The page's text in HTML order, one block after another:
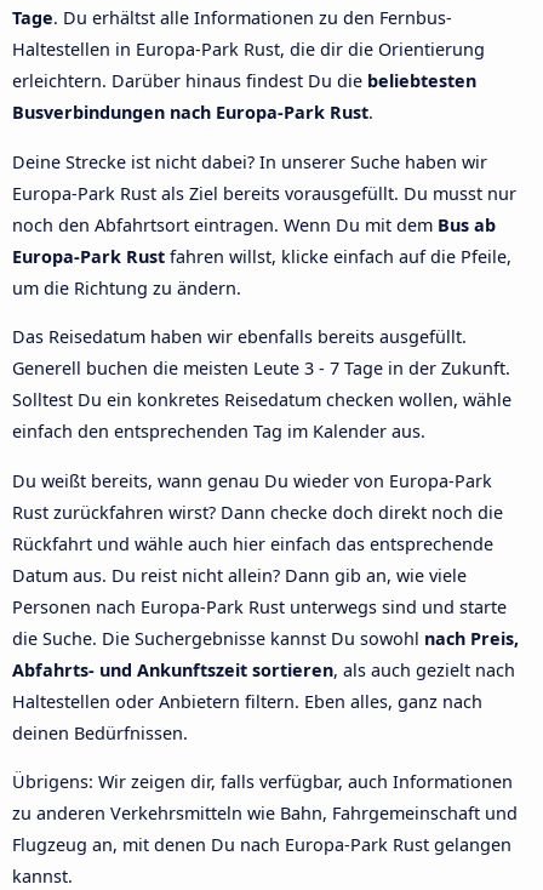
Tage. Du erhältst alle Informationen zu den Fernbus-
Haltestellen in Europa-Park Rust, die dir die Orientierung
erleichtern. Darüber hinaus findest Du die beliebtesten
Busverbindungen nach Europa-Park Rust.
Deine Strecke ist nicht dabei? In unserer Suche haben wir
Europa-Park Rust als Ziel bereits vorausgefüllt. Du musst nur
noch den Abfahrtsort eintragen. Wenn Du mit dem Bus ab
Europa-Park Rust fahren willst, klicke einfach auf die Pfeile,
um die Richtung zu ändern.
Das Reisedatum haben wir ebenfalls bereits ausgefüllt.
Generell buchen die meisten Leute 3 - 7 Tage in der Zukunft.
Solltest Du ein konkretes Reisedatum checken wollen, wähle
einfach den entsprechenden Tag im Kalender aus.
Du weißt bereits, wann genau Du wieder von Europa-Park
Rust zurückfahren wirst? Dann checke doch direkt noch die
Rückfahrt und wähle auch hier einfach das entsprechende
Datum aus. Du reist nicht allein? Dann gib an, wie viele
Personen nach Europa-Park Rust unterwegs sind und starte
die Suche. Die Suchergebnisse kannst Du sowohl nach Preis,
Abfahrts- und Ankunftszeit sortieren, als auch gezielt nach
Haltestellen oder Anbietern filtern. Eben alles, ganz nach
deinen Bedürfnissen.
Übrigens: Wir zeigen dir, falls verfügbar, auch Informationen
zu anderen Verkehrsmitteln wie Bahn, Fahrgemeinschaft und
Flugzeug an, mit denen Du nach Europa-Park Rust gelangen
kannst.